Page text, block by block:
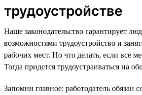
трудоустройстве
Наше законодательство гарантирует
возможностями трудоустройство и
рабочих мест. Но что делать, если все
Тогда придется трудоустраиваться на
Запомни главное: работодатель обязан